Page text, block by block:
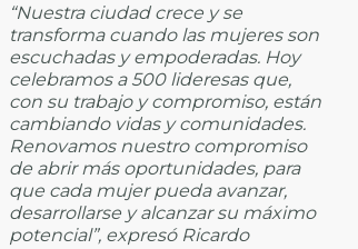
“Nuestra ciudad crece y se
transforma cuando las mujeres son
escuchadas y empoderadas. Hoy
celebramos a 500 lideresas que,
con su trabajo y compromiso, están
cambiando vidas y comunidades.
Renovamos nuestro compromiso
de abrir más oportunidades, para
que cada mujer pueda avanzar,
desarrollarse y alcanzar su máximo
potencial”, expresó Ricardo